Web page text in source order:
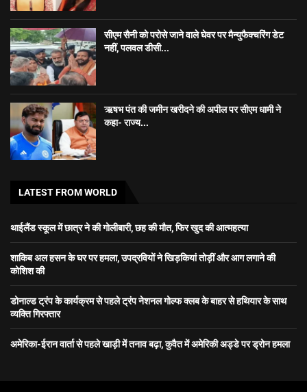
सीएम सैनी को परोसे जाने वाले घेवर पर मैन्युफैक्चरिंग डेट
नहीं, पलवल डीसी...
ऋषभ पंत की जमीन खरीदने की अपील पर सीएम धामी ने
कहा- राज्य...
LATEST FROM WORLD
थाईलैंड स्कूल में छात्र ने की गोलीबारी, छह की मौत, फिर खुद की आत्महत्या
शाकिब अल हसन के घर पर हमला, उपद्रवियों ने खिड़कियां तोड़ीं और आग लगाने की
कोशिश की
डोनाल्ड ट्रंप के कार्यक्रम से पहले ट्रंप नेशनल गोल्फ क्लब के बाहर से हथियार के साथ
व्यक्ति गिरफ्तार
अमेरिका-ईरान वार्ता से पहले खाड़ी में तनाव बढ़ा, कुवैत में अमेरिकी अड्डे पर ड्रोन हमला